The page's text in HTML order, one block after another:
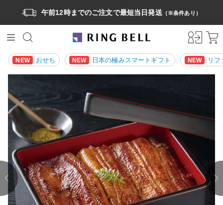
午前12時までのご注文で最短当日発送（※条件あり）
NEW おせち NEW 日本の極みスマートギフト NEW リ
prev